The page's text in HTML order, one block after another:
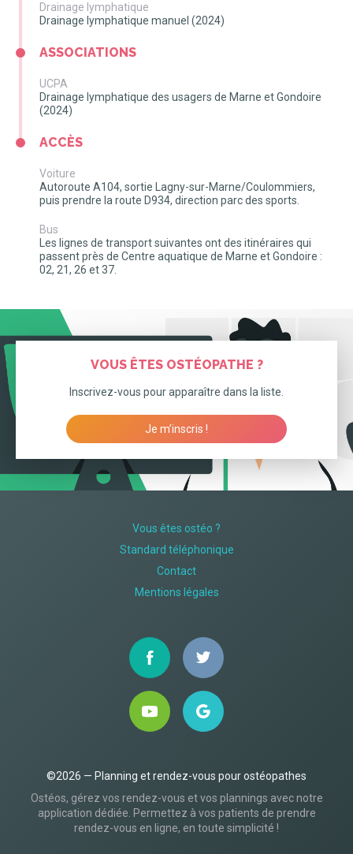
Drainage lymphatique
Drainage lymphatique manuel (2024)
ASSOCIATIONS
UCPA
Drainage lymphatique des usagers de Marne et Gondoire
(2024)
ACCÈS
Voiture
Autoroute A104, sortie Lagny-sur-Marne/Coulommiers,
puis prendre la route D934, direction parc des sports.
Bus
Les lignes de transport suivantes ont des itinéraires qui
passent près de Centre aquatique de Marne et Gondoire :
02, 21, 26 et 37.
VOUS ÊTES OSTÉOPATHE ?
Inscrivez-vous pour apparaître dans la liste.
Je m’inscris !
Vous êtes ostéo ?
Standard téléphonique
Contact
Mentions légales
©2026 — Planning et rendez-vous pour ostéopathes
Ostéos, gérez vos rendez-vous et vos plannings avec notre
application dédiée. Permettez à vos patients de prendre
rendez-vous en ligne, en toute simplicité !